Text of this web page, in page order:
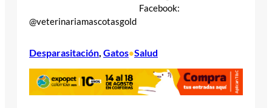
Facebook:
@veterinariamascotasgold
Desparasitación, Gatos•Salud